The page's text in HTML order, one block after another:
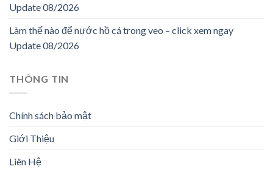
Update 08/2026
Làm thế nào để nước hồ cá trong veo – click xem ngay
Update 08/2026
THÔNG TIN
Chính sách bảo mật
Giới Thiệu
Liên Hệ